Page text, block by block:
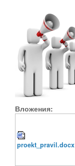
Вложения:
proekt_pravil.docx